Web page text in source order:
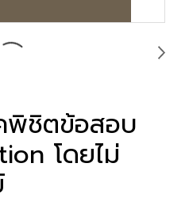
พิชิตข้อสอบ
โดยไม่